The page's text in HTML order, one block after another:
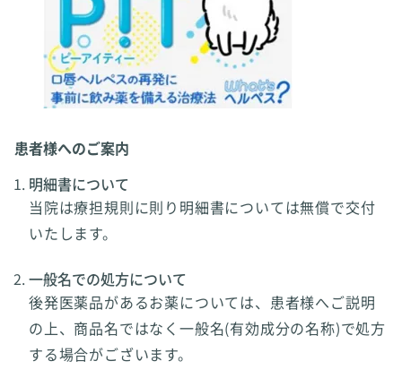
患者様へのご案内
明細書について
当院は療担規則に則り明細書については無償で交付
いたします。
一般名での処方について
後発医薬品があるお薬については、患者様へご説明
の上、商品名ではなく一般名(有効成分の名称)で処方
する場合がございます。